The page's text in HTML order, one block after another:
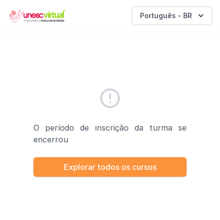
UNESC VIRTUAL Português - BR
O período de inscrição da turma se
encerrou
Explorar todos os cursos